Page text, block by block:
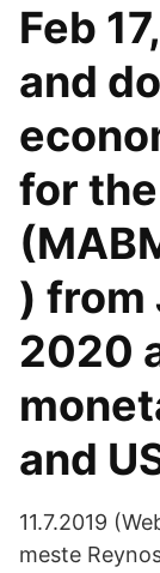
Feb
and
for
) from
2020
and
11.7.2019
meste